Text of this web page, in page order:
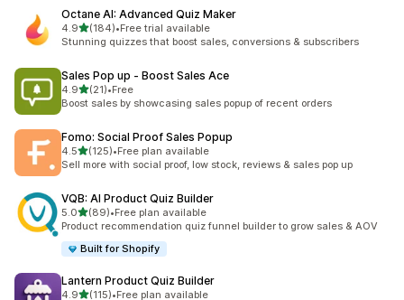
Octane AI: Advanced Quiz Maker
4.9滿分 5 顆星
(184)
共有 184 則評價
•Free trial available
Stunning quizzes that boost sales, conversions & subscribers
Sales Pop up ‑ Boost Sales Ace
4.9滿分 5 顆星
(21)
共有 21 則評價
•Free
Boost sales by showcasing sales popup of recent orders
Fomo: Social Proof Sales Popup
4.5滿分 5 顆星
(125)
共有 125 則評價
•Free plan available
Sell more with social proof, low stock, reviews & sales pop up
VQB: AI Product Quiz Builder
5.0滿分 5 顆星
(89)
共有 89 則評價
•Free plan available
Product recommendation quiz funnel builder to grow sales & AOV
Built for Shopify
Lantern Product Quiz Builder
4.9滿分 5 顆星
(115)•Free plan available